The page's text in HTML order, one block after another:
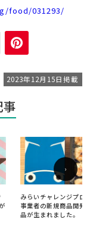
food/031293/
2023年12月15日掲載
みらいチャレンジプロ
事業者の新規商品開発
品が生まれました。
›